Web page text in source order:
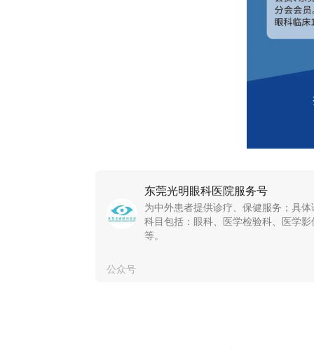
东莞光明眼科医院服务号
为中外患者提供诊疗、保健服务；具体
科目包括：眼科、医学检验科、医学影
等。
公众号